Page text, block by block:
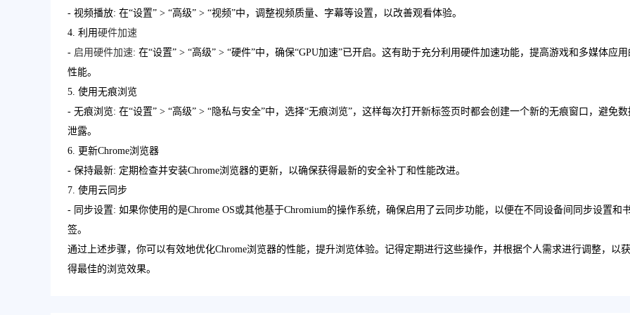
- 视频播放: 在“设置” > “高级” > “视频”中，调整视频质量、字幕等设置，以改善观看体验。
4. 利用硬件加速
- 启用硬件加速: 在“设置” > “高级” > “硬件”中，确保“GPU加速”已开启。这有助于充分利用硬件加速功能，提高游戏和多媒体应用
性能。
5. 使用无痕浏览
- 无痕浏览: 在“设置” > “高级” > “隐私与安全”中，选择“无痕浏览”，这样每次打开新标签页时都会创建一个新的无痕窗口，避免数
泄露。
6. 更新Chrome浏览器
- 保持最新: 定期检查并安装Chrome浏览器的更新，以确保获得最新的安全补丁和性能改进。
7. 使用云同步
- 同步设置: 如果你使用的是Chrome OS或其他基于Chromium的操作系统，确保启用了云同步功能，以便在不同设备间同步设置和
签。
通过上述步骤，你可以有效地优化Chrome浏览器的性能，提升浏览体验。记得定期进行这些操作，并根据个人需求进行调整，以获
得最佳的浏览效果。